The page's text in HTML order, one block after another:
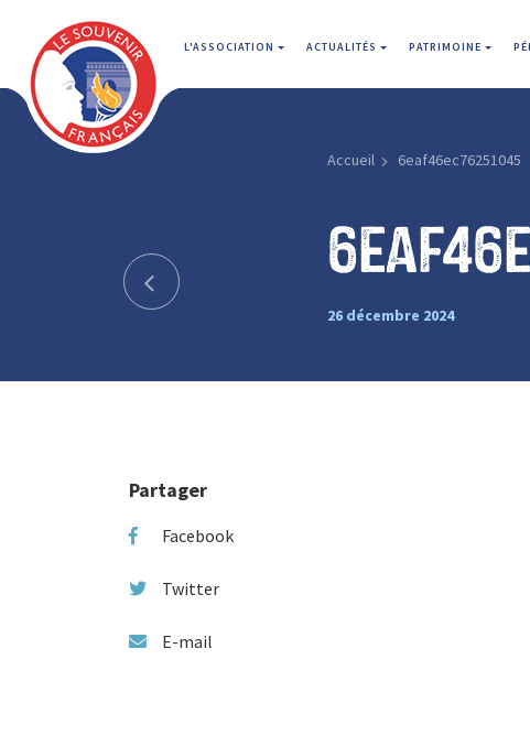
L'ASSOCIATION ACTUALITÉS PATRIMOINE
Accueil 6eaf46ec76251045
26 décembre 2024
Partager
Facebook
Twitter
E-mail